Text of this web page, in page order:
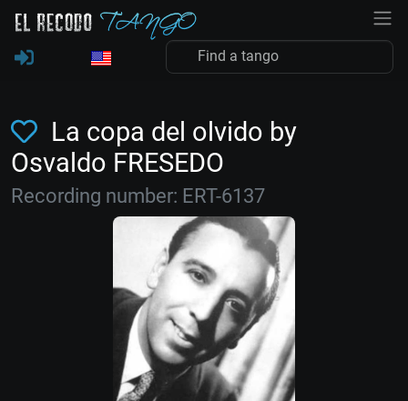
La copa del olvido by
Osvaldo FRESEDO
Recording number: ERT-6137